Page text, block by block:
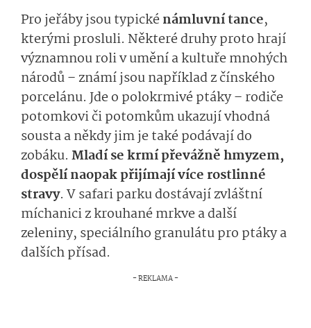
Pro jeřáby jsou typickénámluvní tance,
kterými prosluli. Některé druhy proto hrají
významnou roli v umění a kultuře mnohých
národů – známí jsou například z čínského
porcelánu. Jde o polokrmivé ptáky – rodiče
potomkovi či potomkům ukazují vhodná
sousta a někdy jim je také podávají do
zobáku. Mladí se krmí převážně hmyzem,
dospělí naopak přijímají více rostlinné
stravy. V safari parku dostávají zvláštní
míchanici z krouhané mrkve a další
zeleniny, speciálního granulátu pro ptáky a
dalších přísad.